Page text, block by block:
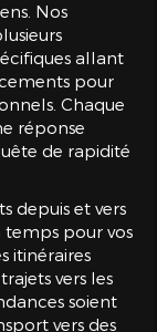
Nos
allant
pour
Chaque
réponse
de rapidité
depuis et vers
temps pour vos
itinéraires
vers les
soient
vers des